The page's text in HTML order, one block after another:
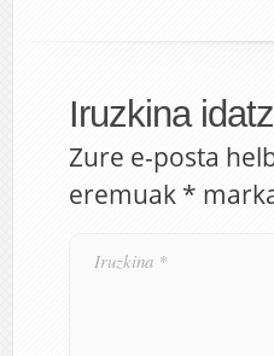
Iruzkina
Zure e-posta
eremuak *